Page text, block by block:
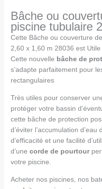
Bâche ou
piscine tubulaire
Cette Bâche ou couverture
2,60 x 1,60 m 28036 est
Cette nouvelle bâche de
s’adapte parfaitement pour
rectangulaires
Très utiles pour conserver
protéger votre bassin
cette bâche de protection
d’éviter l’accumulation
d’efficacité et une facilité
d’une corde de pourtour
votre piscine.
Acheter nos piscines, nos